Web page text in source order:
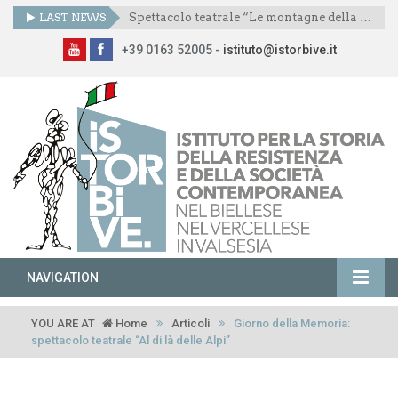
LAST NEWS Spettacolo teatrale “Le montagne della libertà”
+39 0163 52005 - istituto@istorbive.it
NAVIGATION
YOU ARE AT Home Articoli
Giorno della Memoria:
spettacolo teatrale “Al di là delle Alpi”